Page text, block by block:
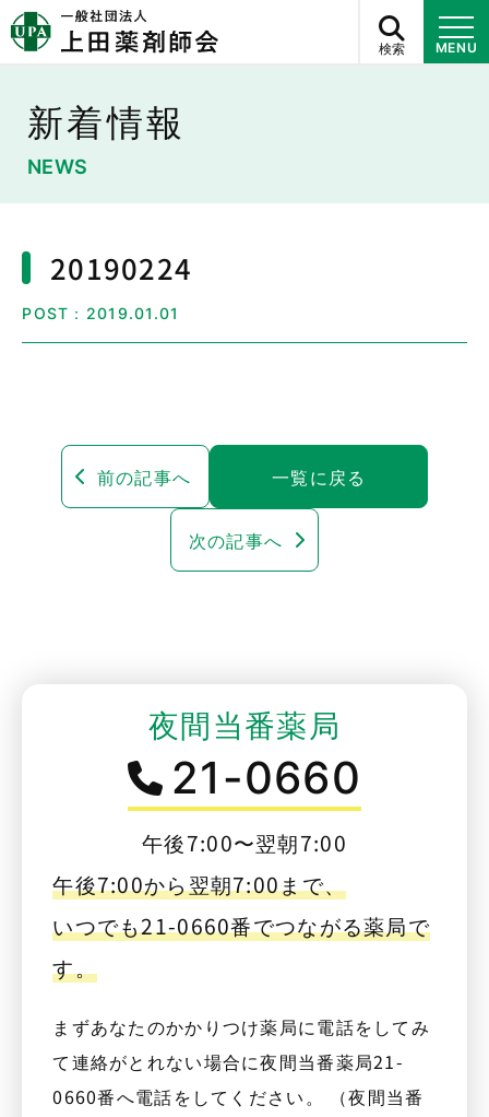
検索 MENU
新着情報
NEWS
20190224
POST：2019.01.01
前の記事へ 一覧に戻る
次の記事へ
夜間当番薬局
21-0660
午後7:00〜翌朝7:00
午後7:00から翌朝7:00まで、
いつでも21-0660番でつながる薬局で
す。
まずあなたのかかりつけ薬局に電話をしてみ
て連絡がとれない場合に夜間当番薬局21-
0660番へ電話をしてください。 （夜間当番